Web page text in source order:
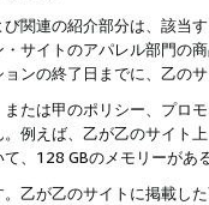
関連の紹介部分は、該当
サイトのアパレル部門の
ンの終了日までに、乙の
たは甲のポリシー、プロ
例えば、乙が乙のサイト
、128 GBのメモリーがあ
乙が乙のサイトに掲載し